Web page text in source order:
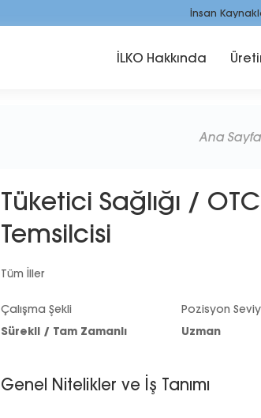
İnsan
İLKO Hakkında
Ana Sayfa
Tüketici Sağlığı / OTC
Temsilcisi
Tüm İller
Çalışma Şekli
Sürekli / Tam Zamanlı
Pozisyon
Uzman
Genel Nitelikler ve İş Tanımı